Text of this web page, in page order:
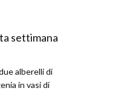
settimana
alberelli di
in vasi di